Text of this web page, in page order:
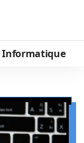
Informatique